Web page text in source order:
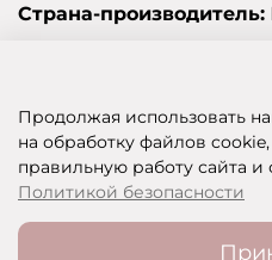
Страна-производитель:
SHOP OF BEAUTY -
Продолжая использовать
на обработку файлов
правильную работу сайта
Политикой безопасности